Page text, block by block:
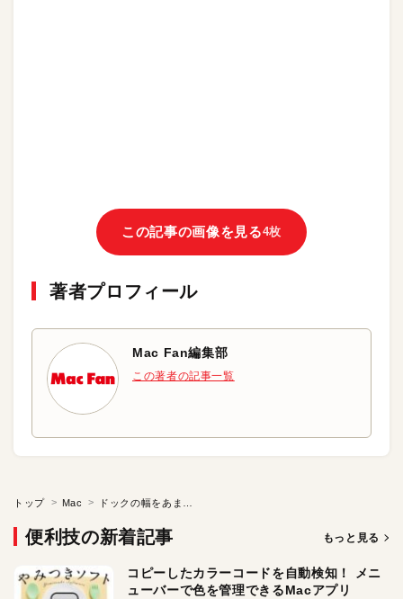
この記事の画像を見る4枚
著者プロフィール
Mac Fan編集部
この著者の記事一覧
トップ Mac
便利技の新着記事 もっと見る
コピーしたカラーコードを自動検知！ メニ
ューバーで色を管理できるMacアプリ